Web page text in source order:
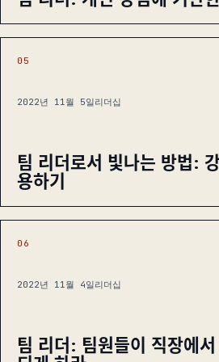
05
2022년 11월 5일리더십
팀 리더로서 빛나는 방법:
용하기
06
2022년 11월 4일리더십
팀 리더: 팀원들이 직장에서